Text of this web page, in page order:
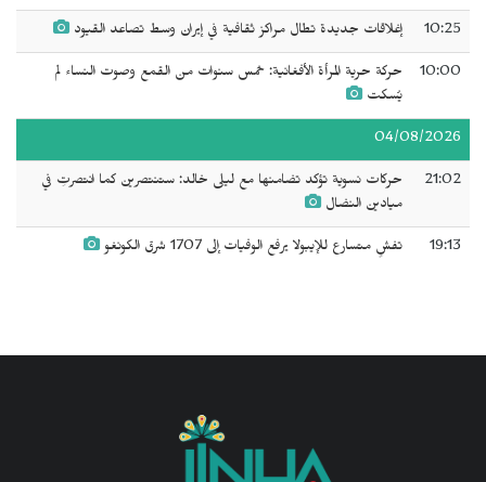
10:25 إغلاقات جديدة تطال مراكز ثقافية في إيران وسط تصاعد القيود
10:00
حركة حرية المرأة الأفغانية: خمس سنوات من القمع وصوت النساء لم
يُسكت
04/08/2026
21:02
حركات نسوية تؤكد تضامنها مع ليلى خالد: ستنتصرين كما انتصرتِ في
ميادين النضال
19:13 تفشٍ متسارع للإيبولا يرفع الوفيات إلى 1707 شرق الكونغو